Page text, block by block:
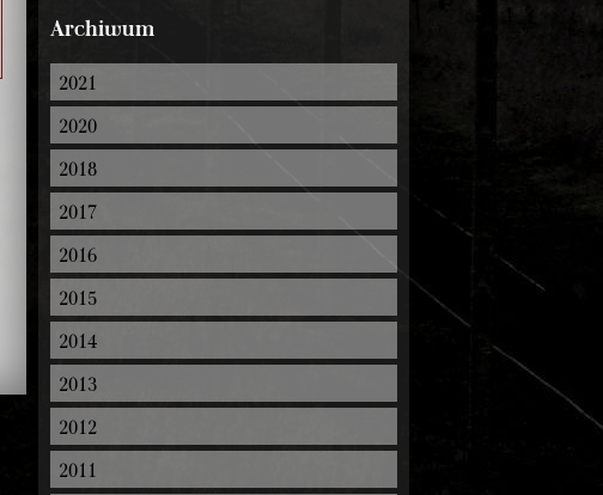
Archiwum
2021
2020
2018
2017
2016
2015
2014
2013
2012
2011